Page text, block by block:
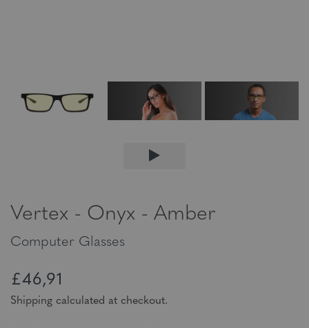
Vertex - Onyx - Amber
Computer Glasses
£46,91
Shipping calculated at checkout.